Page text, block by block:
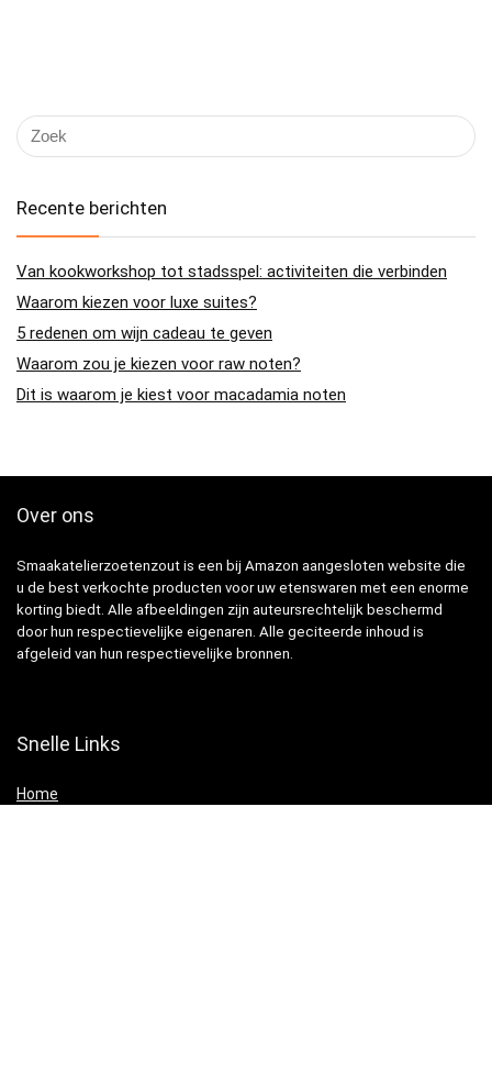
Recente berichten
Van kookworkshop tot stadsspel: activiteiten die verbinden
Waarom kiezen voor luxe suites?
5 redenen om wijn cadeau te geven
Waarom zou je kiezen voor raw noten?
Dit is waarom je kiest voor macadamia noten
Over ons
Smaakatelierzoetenzout is een bij Amazon aangesloten website die
u de best verkochte producten voor uw etenswaren met een enorme
korting biedt. Alle afbeeldingen zijn auteursrechtelijk beschermd
door hun respectievelijke eigenaren. Alle geciteerde inhoud is
afgeleid van hun respectievelijke bronnen.
Snelle Links
Home